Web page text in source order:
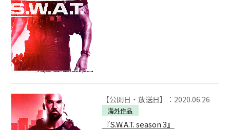
【公開日・放送日】：2020.06.26
海外作品
『S.W.A.T. season 3』